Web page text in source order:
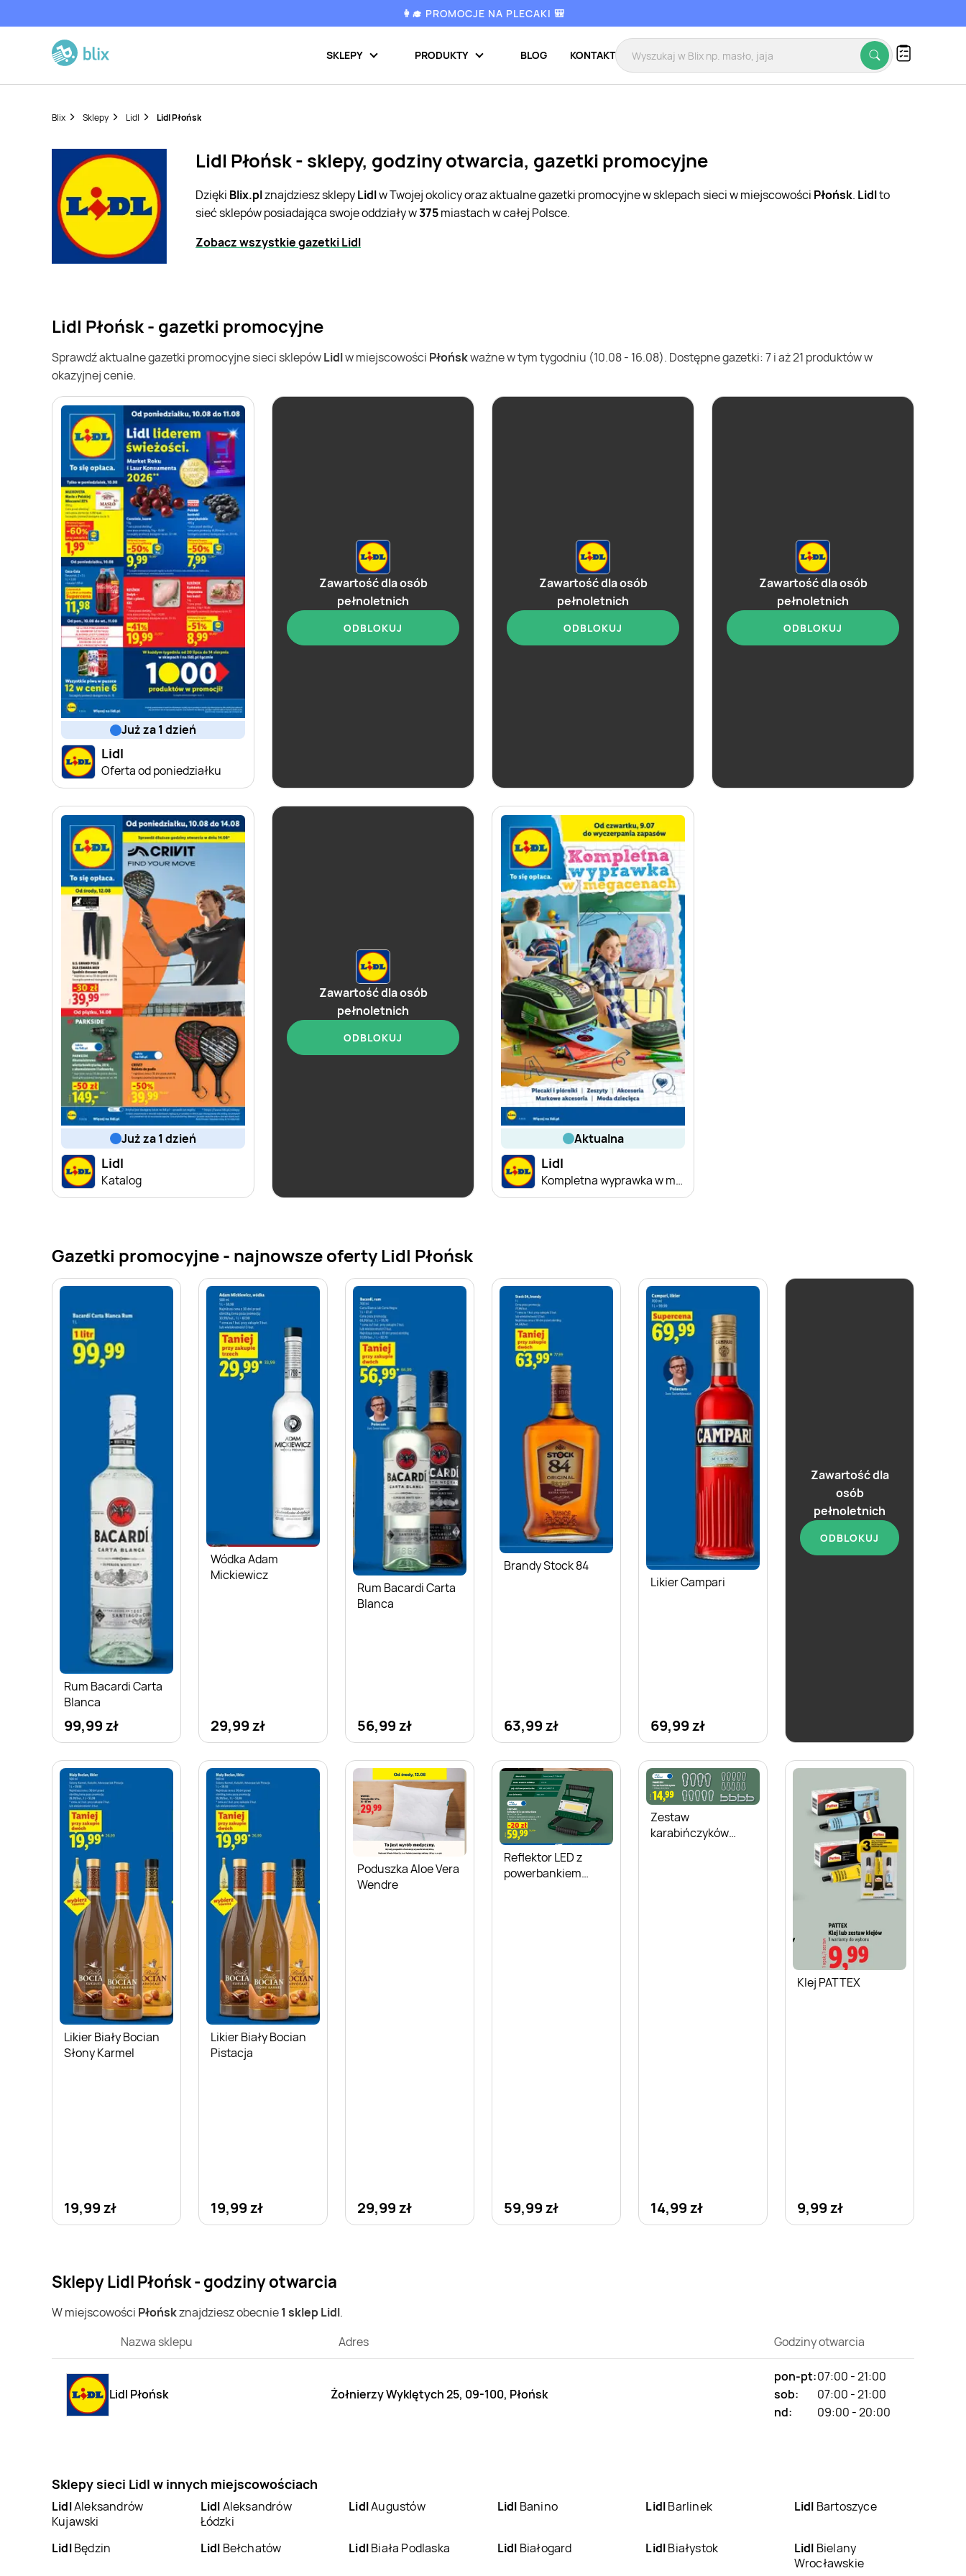
👩‍🎓 PROMOCJE NA PLECAKI 🎒
SKLEPY PRODUKTY BLOG KONTAKT
Blix Sklepy Lidl Lidl Płońsk
Lidl Płońsk - sklepy, godziny otwarcia, gazetki promocyjne
Dzięki Blix.plznajdziesz sklepyLidlw Twojej okolicy oraz aktualne gazetki promocyjne w sklepach sieci w miejscowości Płońsk. Lidlto
sieć sklepów posiadająca swoje oddziały w375miastach w całej Polsce.
Zobacz wszystkie gazetki Lidl
Lidl Płońsk - gazetki promocyjne
Sprawdź aktualne gazetki promocyjne sieci sklepówLidlw miejscowości Płońskważne w tym tygodniu (10.08 - 16.08). Dostępne gazetki: 7 i aż 21 produktów w
okazyjnej cenie.
już za 1 dzień
Lidl
Oferta od poniedziałku
Zawartość dla osób
pełnoletnich
ODBLOKUJ
Zawartość dla osób
pełnoletnich
ODBLOKUJ
Zawartość dla osób
pełnoletnich
ODBLOKUJ
już za 1 dzień
Lidl
Katalog
Zawartość dla osób
pełnoletnich
ODBLOKUJ
aktualna
Lidl
Kompletna wyprawka w megacenach
Gazetki promocyjne - najnowsze oferty Lidl Płońsk
Rum Bacardi Carta
Blanca
99,99 zł
Wódka Adam
Mickiewicz
29,99 zł
Rum Bacardi Carta
Blanca
56,99 zł
Brandy Stock 84
63,99 zł
Likier Campari
69,99 zł
Zawartość dla
osób
pełnoletnich
ODBLOKUJ
Likier Biały Bocian
Likier Biały Bocian
Słony Karmel
19,99 zł
Likier Biały Bocian
Pistacja
19,99 zł
Poduszka Aloe Vera
Wendre
29,99 zł
Reflektor LED z
powerbankiem
59,99 zł
Zestaw
karabińczyków
14,99 zł
Klej PATTEX
9,99 zł
Sklepy Lidl Płońsk - godziny otwarcia
W miejscowości Płońskznajdziesz obecnie1 sklep Lidl.
Nazwa sklepu
Adres Godziny otwarcia
Lidl Płońsk Żołnierzy Wyklętych 25, 09-100, Płońsk
pon-pt:07:00 - 21:00
sob:
07:00 - 21:00
nd:
09:00 - 20:00
Sklepy sieci Lidl w innych miejscowościach
LidlAleksandrów
Kujawski
LidlAleksandrów
Łódzki
LidlAugustów Lidl Banino LidlBarlinek Lidl Bartoszyce
LidlBędzin Lidl Bełchatów LidlBiała Podlaska Lidl Białogard LidlBiałystok Lidl Bielany
Wrocławskie